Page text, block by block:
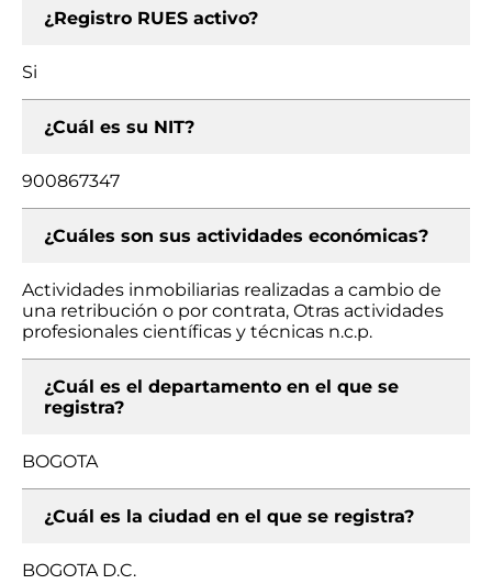
¿Registro RUES activo?
Si
¿Cuál es su NIT?
900867347
¿Cuáles son sus actividades económicas?
Actividades inmobiliarias realizadas a cambio de
una retribución o por contrata, Otras actividades
profesionales científicas y técnicas n.c.p.
¿Cuál es el departamento en el que se
registra?
BOGOTA
¿Cuál es la ciudad en el que se registra?
BOGOTA D.C.